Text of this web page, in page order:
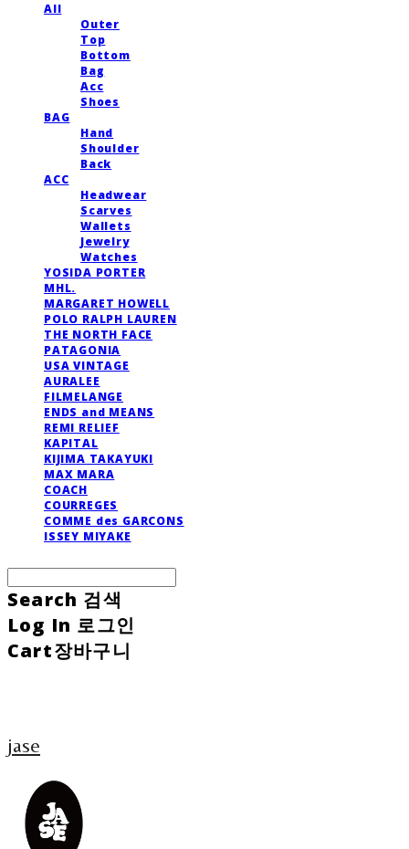
All
Outer
Top
Bottom
Bag
Acc
Shoes
BAG
Hand
Shoulder
Back
ACC
Headwear
Scarves
Wallets
Jewelry
Watches
YOSIDA PORTER
MHL.
MARGARET HOWELL
POLO RALPH LAUREN
THE NORTH FACE
PATAGONIA
USA VINTAGE
AURALEE
FILMELANGE
ENDS and MEANS
REMI RELIEF
KAPITAL
KIJIMA TAKAYUKI
MAX MARA
COACH
COURREGES
COMME des GARCONS
ISSEY MIYAKE
Search 검색
Log In 로그인
Cart장바구니
jase